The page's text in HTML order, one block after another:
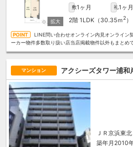
敷1ヶ月 礼1ヶ月
2階 1LDK（30.35ｍ 2）
LINE問い合わせオンライン内見オンライン
ーカー物件多数取り扱い店当店掲載物件以外もまとめ
マンション アクシーズタワー浦和
ＪＲ京浜東
築年月2010